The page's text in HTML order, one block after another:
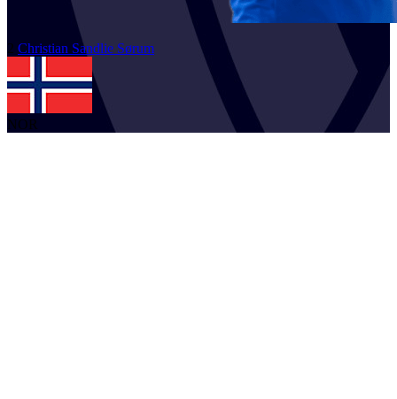
2 Christian Sandlie Sørum
NOR